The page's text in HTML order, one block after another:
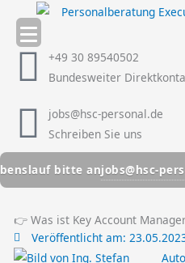
Inhalt
springen +49 30 89540502
Bundesweiter
jobs@hsc-personal.de
Schreiben Sie uns
bitte anjobs@hsc-
👉 Was ist Key Account
Veröffentlicht am: